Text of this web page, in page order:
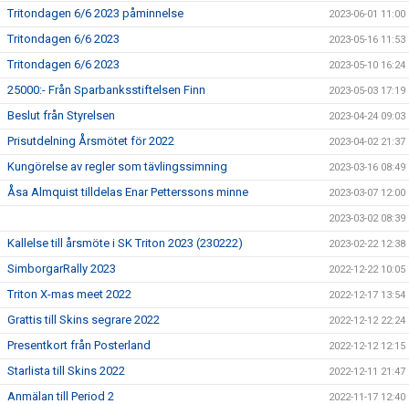
Tritondagen 6/6 2023 påminnelse 2023-06-01 11:00
Tritondagen 6/6 2023 2023-05-16 11:53
Tritondagen 6/6 2023 2023-05-10 16:24
25000:- Från Sparbanksstiftelsen Finn 2023-05-03 17:19
Beslut från Styrelsen 2023-04-24 09:03
Prisutdelning Årsmötet för 2022 2023-04-02 21:37
Kungörelse av regler som tävlingssimning 2023-03-16 08:49
Åsa Almquist tilldelas Enar Petterssons minne 2023-03-07 12:00
2023-03-02 08:39
Kallelse till årsmöte i SK Triton 2023 (230222) 2023-02-22 12:38
SimborgarRally 2023 2022-12-22 10:05
Triton X-mas meet 2022 2022-12-17 13:54
Grattis till Skins segrare 2022 2022-12-12 22:24
Presentkort från Posterland 2022-12-12 12:15
Starlista till Skins 2022 2022-12-11 21:47
Anmälan till Period 2 2022-11-17 12:40